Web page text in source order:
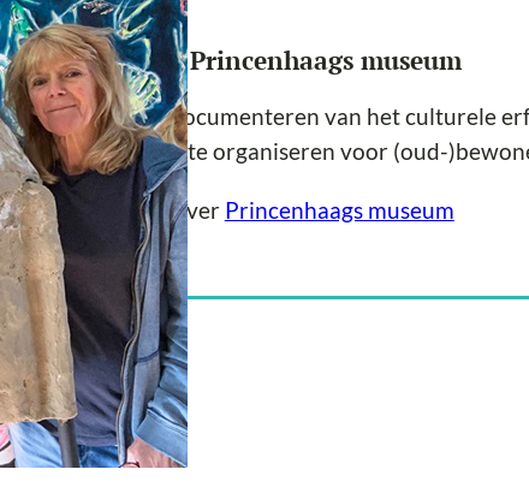
Over de locatie Princenhaags museum
Het bewaren en documenteren van het culturele
tentoonstellingen te organiseren voor (oud-
Meer informatie over Princenhaags museum
Expositie